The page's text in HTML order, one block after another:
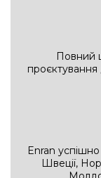
Повний
Enran успішно
Швеції,